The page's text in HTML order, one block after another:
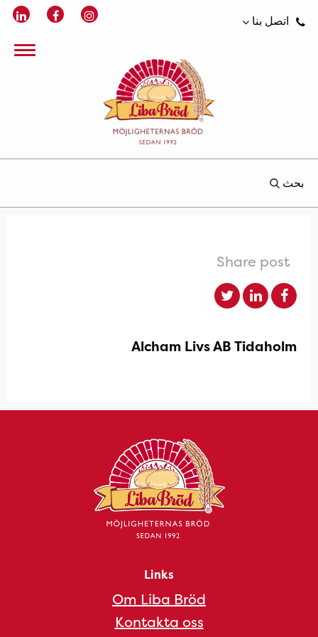
اتصل بنا
بحث
Share post
Alcham Livs AB Tidaholm
Links
Om Liba Bröd
Kontakta oss